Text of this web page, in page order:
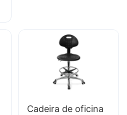
Controle de altura
Base de alumínio
de 5 estrelas para
escritório/laboratór
Cadeira de oficina